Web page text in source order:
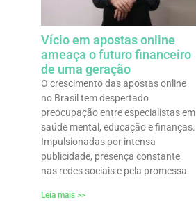
Vício em apostas online
ameaça o futuro financeiro
de uma geração
O crescimento das apostas online
no Brasil tem despertado
preocupação entre especialistas em
saúde mental, educação e finanças.
Impulsionadas por intensa
publicidade, presença constante
nas redes sociais e pela promessa
Leia mais >>